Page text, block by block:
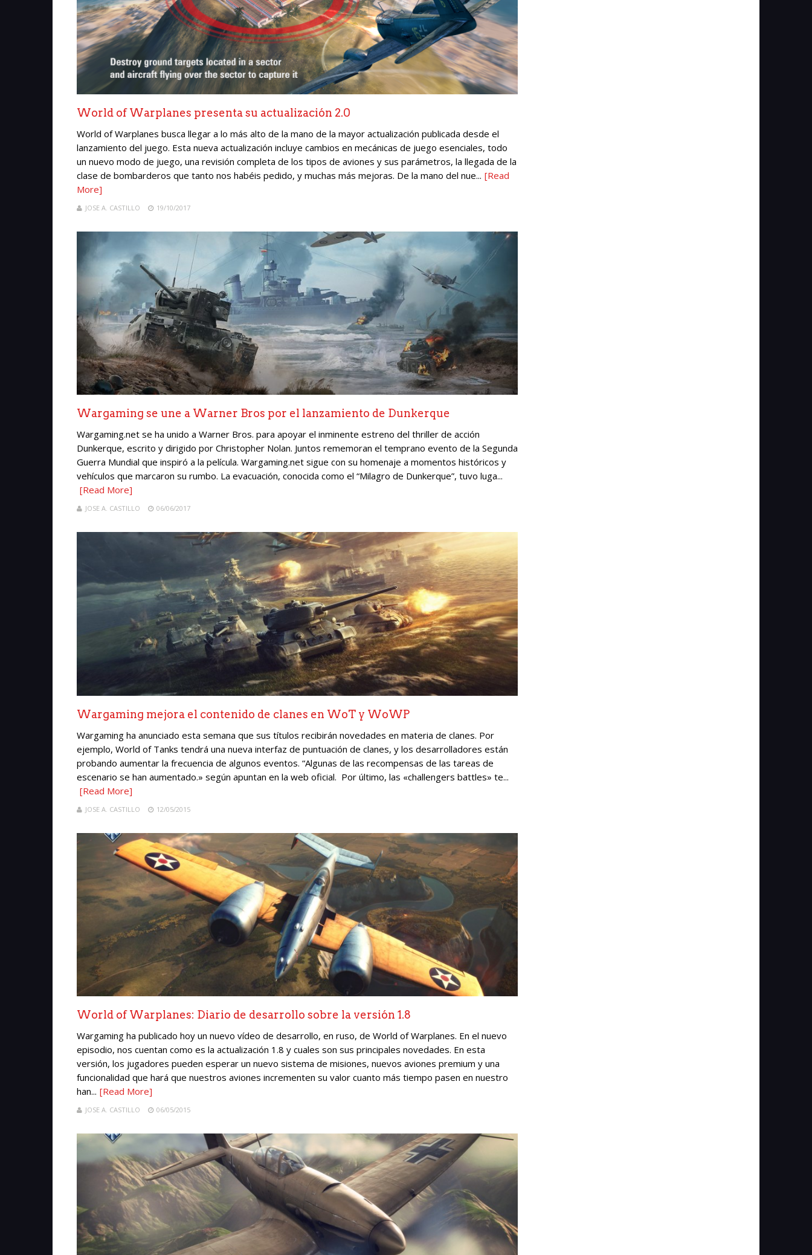
World of Warplanes presenta su actualización 2.0
World of Warplanes busca llegar a lo más alto de la mano de la mayor actualización publicada desde el
lanzamiento del juego. Esta nueva actualización incluye cambios en mecánicas de juego esenciales, todo
un nuevo modo de juego, una revisión completa de los tipos de aviones y sus parámetros, la llegada de la
clase de bombarderos que tanto nos habéis pedido, y muchas más mejoras. De la mano del nue... [Read
More]
JOSE A. CASTILLO 19/10/2017
Wargaming se une a Warner Bros por el lanzamiento de Dunkerque
Wargaming.net se ha unido a Warner Bros. para apoyar el inminente estreno del thriller de acción
Dunkerque, escrito y dirigido por Christopher Nolan. Juntos rememoran el temprano evento de la Segunda
Guerra Mundial que inspiró a la película. Wargaming.net sigue con su homenaje a momentos históricos y
vehículos que marcaron su rumbo. La evacuación, conocida como el “Milagro de Dunkerque”, tuvo luga...
[Read More]
JOSE A. CASTILLO 06/06/2017
Wargaming mejora el contenido de clanes en WoT y WoWP
Wargaming ha anunciado esta semana que sus títulos recibirán novedades en materia de clanes. Por
ejemplo, World of Tanks tendrá una nueva interfaz de puntuación de clanes, y los desarrolladores están
probando aumentar la frecuencia de algunos eventos. “Algunas de las recompensas de las tareas de
escenario se han aumentado.» según apuntan en la web oficial. Por último, las «challengers battles» te...
[Read More]
JOSE A. CASTILLO 12/05/2015
World of Warplanes: Diario de desarrollo sobre la versión 1.8
Wargaming ha publicado hoy un nuevo vídeo de desarrollo, en ruso, de World of Warplanes. En el nuevo
episodio, nos cuentan como es la actualización 1.8 y cuales son sus principales novedades. En esta
versión, los jugadores pueden esperar un nuevo sistema de misiones, nuevos aviones premium y una
funcionalidad que hará que nuestros aviones incrementen su valor cuanto más tiempo pasen en nuestro
han... [Read More]
JOSE A. CASTILLO 06/05/2015